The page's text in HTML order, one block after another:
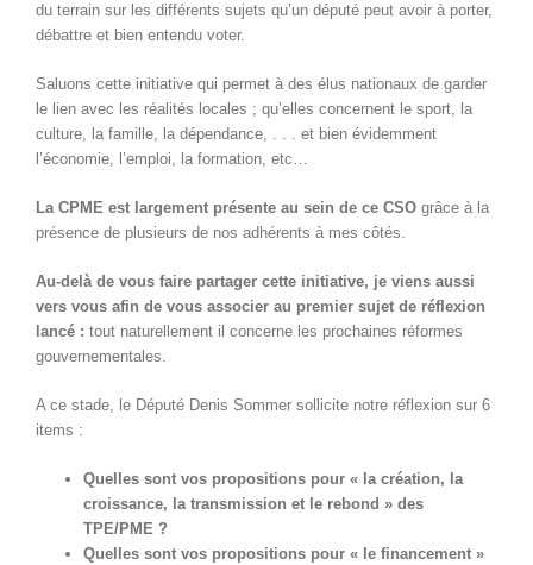
du terrain sur les différents sujets qu’un député peut avoir à porter,
débattre et bien entendu voter.
Saluons cette initiative qui permet à des élus nationaux de garder
le lien avec les réalités locales ; qu’elles concernent le sport, la
culture, la famille, la dépendance, . . . et bien évidemment
l’économie, l’emploi, la formation, etc…
La CPME est largement présente au sein de ce CSO grâce à la
présence de plusieurs de nos adhérents à mes côtés.
Au-delà de vous faire partager cette initiative, je viens aussi
vers vous afin de vous associer au premier sujet de réflexion
lancé : tout naturellement il concerne les prochaines réformes
gouvernementales.
A ce stade, le Député Denis Sommer sollicite notre réflexion sur 6
items :
Quelles sont vos propositions pour « la création, la
croissance, la transmission et le rebond » des
TPE/PME ?
Quelles sont vos propositions pour « le financement »